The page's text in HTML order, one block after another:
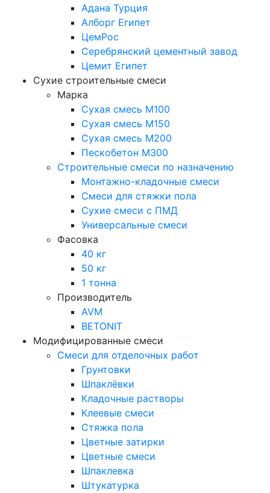
Адана Турция
Алборг Египет
ЦемРос
Серебрянский цементный завод
Цемит Египет
Сухие строительные смеси
Марка
Сухая смесь М100
Сухая смесь М150
Сухая смесь М200
Пескобетон М300
Строительные смеси по назначению
Монтажно-кладочные смеси
Смеси для стяжки пола
Сухие смеси с ПМД
Универсальные смеси
Фасовка
40 кг
50 кг
1 тонна
Производитель
AVM
BETONIT
Модифицированные смеси
Смеси для отделочных работ
Грунтовки
Шпаклёвки
Кладочные растворы
Клеевые смеси
Стяжка пола
Цветные затирки
Цветные смеси
Шпаклевка
Штукатурка